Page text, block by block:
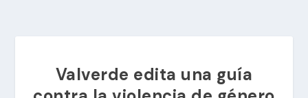
Valverde edita una guía